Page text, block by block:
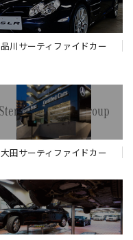
品川サーティファイドカー
大田サーティファイドカー